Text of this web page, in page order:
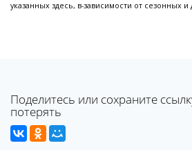
указанных здесь, в-зависимости от сезонных и
Поделитесь или сохраните
потерять